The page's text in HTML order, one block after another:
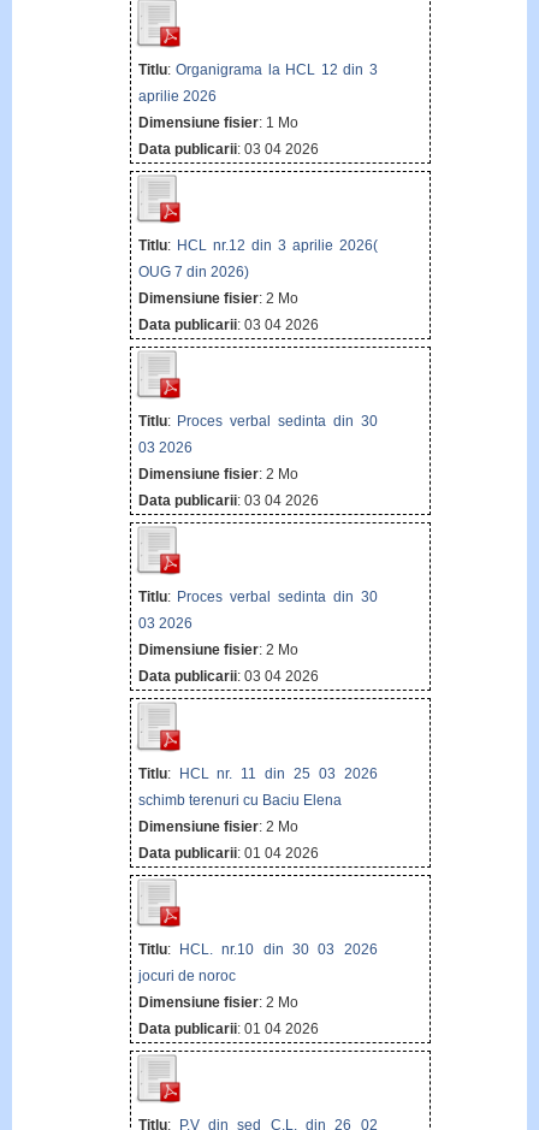
Titlu:Organigrama la HCL 12 din 3
aprilie 2026
Dimensiune fisier: 1 Mo
Data publicarii: 03 04 2026
Titlu: HCL nr.12 din 3 aprilie 2026(
OUG 7 din 2026)
Dimensiune fisier: 2 Mo
Data publicarii: 03 04 2026
Titlu: Proces verbal sedinta din 30
03 2026
Dimensiune fisier: 2 Mo
Data publicarii: 03 04 2026
Titlu: Proces verbal sedinta din 30
03 2026
Dimensiune fisier: 2 Mo
Data publicarii: 03 04 2026
Titlu: HCL nr. 11 din 25 03 2026
schimb terenuri cu Baciu Elena
Dimensiune fisier: 2 Mo
Data publicarii: 01 04 2026
Titlu: HCL. nr.10 din 30 03 2026
jocuri de noroc
Dimensiune fisier: 2 Mo
Data publicarii: 01 04 2026
Titlu: P.V din sed C.L. din 26 02